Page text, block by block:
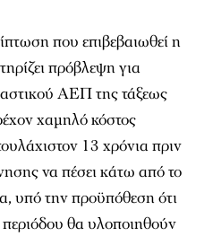
που επιβεβαιωθεί η
πρόβλεψη για
ΑΕΠ της τάξεως
χαμηλό κόστος
13 χρόνια πριν
να πέσει κάτω από το
υπό την προϋπόθεση ότι
θα υλοποιηθούν